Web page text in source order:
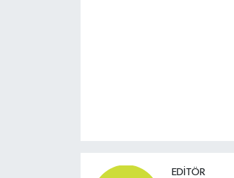
EDITÖR